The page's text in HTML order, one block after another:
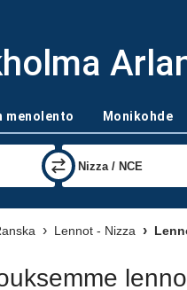
menolento Monikohde
Lennot - Nizza